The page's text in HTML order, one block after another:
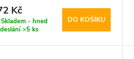
Kč
Skladem - hned
>5 ks
DO KOŠÍKU